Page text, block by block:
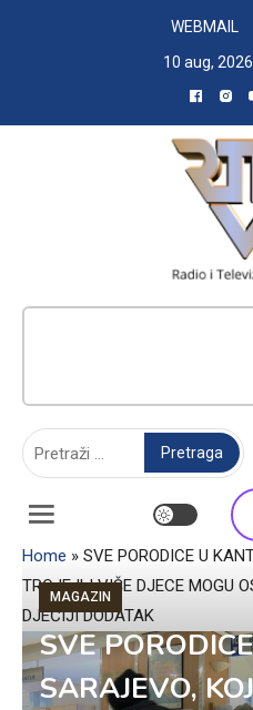
WEBMAIL
10 aug, 2026
Home » SVE PORODICE U
TROJE ILI VIŠE DJECE MOGU
DJEČIJI DODATAK
MAGAZIN
SVE
SARAJEVO,